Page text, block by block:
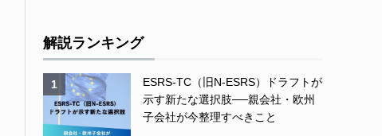
解説ランキング
1
ESRS-TC（旧N-ESRS）ドラフトが
示す新たな選択肢──親会社・欧州
子会社が今整理すべきこと